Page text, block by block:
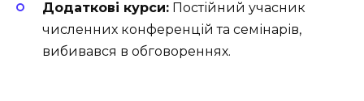
Додаткові курси: Постійний учасник
численних конференцій та семінарів,
вибивався в обговореннях.